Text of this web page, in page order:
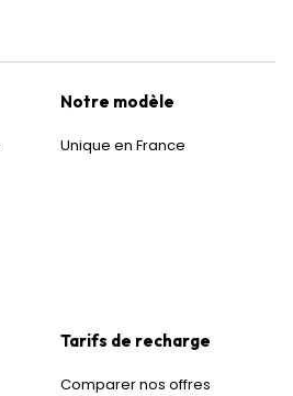
Notre modèle
Unique en France
Tarifs de recharge
Comparer nos offres